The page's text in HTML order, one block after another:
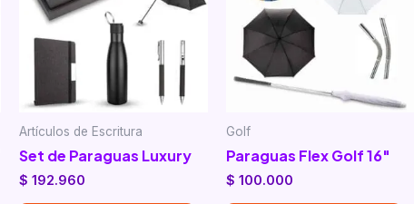
Artículos de Escritura
Set de Paraguas Luxury
$ 192.960
Golf
Paraguas Flex Golf 16″
$ 100.000